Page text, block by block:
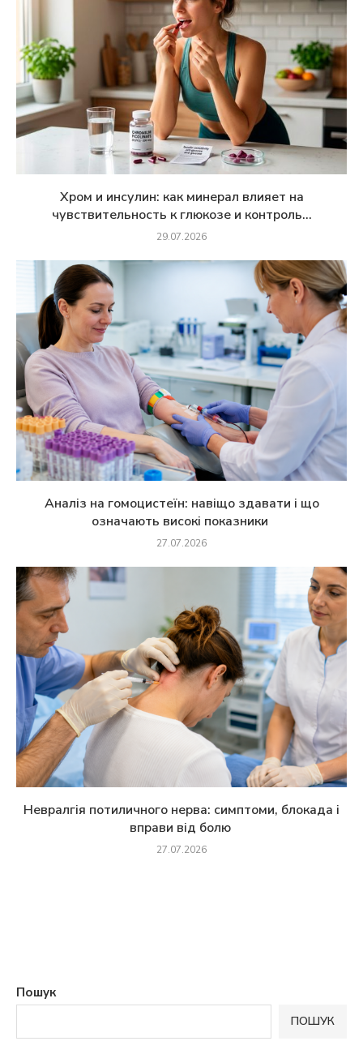
Хром и инсулин: как минерал влияет на
чувствительность к глюкозе и контроль...
29.07.2026
Аналіз на гомоцистеїн: навіщо здавати і що
означають високі показники
27.07.2026
Невралгія потиличного нерва: симптоми, блокада і
вправи від болю
27.07.2026
Пошук
ПОШУК